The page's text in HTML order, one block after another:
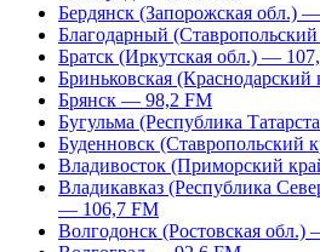
Бердянск (Запорожская обл.)
Благодарный
Братск (Иркутская обл.) —
Бриньковская (Краснодарский
Брянск — 98,2 FM
Бугульма (Республика
Буденновск (Ставропольский
Владивосток (Приморский
Владикавказ (Республика
— 106,7 FM
Волгодонск (Ростовская